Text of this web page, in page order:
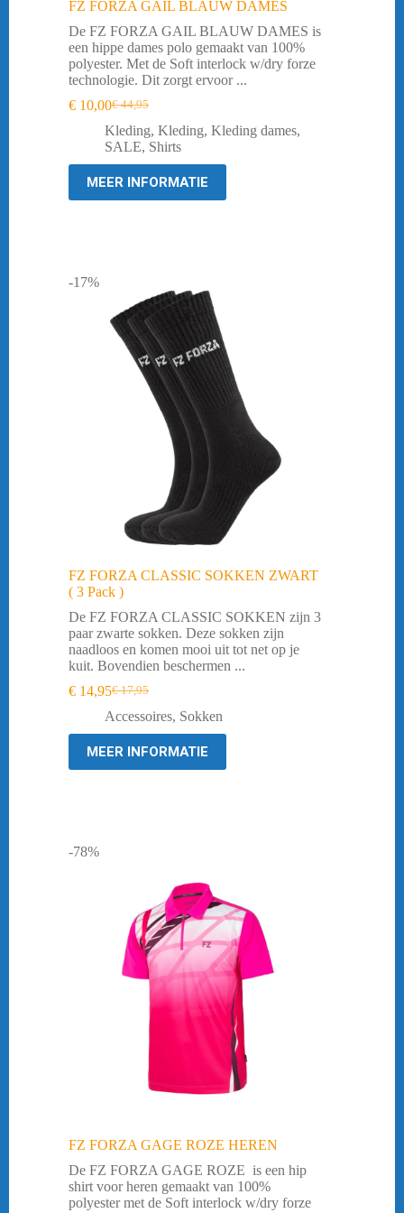
FZ FORZA GAIL BLAUW DAMES
De FZ FORZA GAIL BLAUW DAMES is
een hippe dames polo gemaakt van 100%
polyester. Met de Soft interlock w/dry forze
technologie. Dit zorgt ervoor ...
€44,95
Oorspronkelijke
prijs
was:
€ 10,00Huidige
prijs
is:
Kleding, Kleding, Kleding dames,
SALE, Shirts
MEER INFORMATIE
-17%
FZ FORZA CLASSIC SOKKEN ZWART
( 3 Pack )
De FZ FORZA CLASSIC SOKKEN zijn 3
paar zwarte sokken. Deze sokken zijn
naadloos en komen mooi uit tot net op je
kuit. Bovendien beschermen ...
€17,95
Oorspronkelijke
prijs
was:
€ 17,95.
€ 14,95Huidige
prijs
is:
€ 14,95.
Accessoires, Sokken
MEER INFORMATIE
-78%
FZ FORZA GAGE ROZE HEREN
De FZ FORZA GAGE ROZE is een hip
shirt voor heren gemaakt van 100%
polyester met de Soft interlock w/dry forze